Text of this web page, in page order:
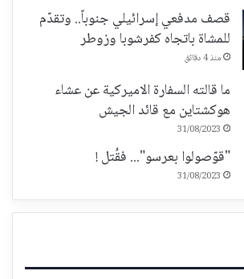
قصف مدفعي إسرائيلي جنوباً.. وتقدّم
للمشاة باتجاه كفرشوبا وزوطر
منذ 4 دقائق
ما قالته السفارة الاميركية عن عشاء
هوكشتاين مع قائد الجيش
31/08/2023
"قوّصولوا بعرسو"... فقُتل !
31/08/2023